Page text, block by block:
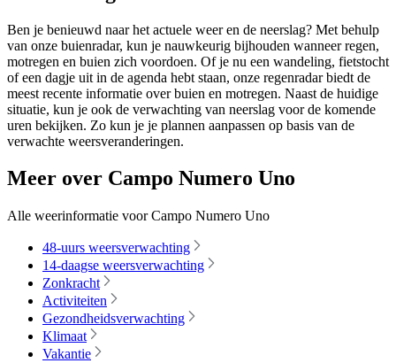
Ben je benieuwd naar het actuele weer en de neerslag? Met behulp
van onze buienradar, kun je nauwkeurig bijhouden wanneer regen,
motregen en buien zich voordoen. Of je nu een wandeling, fietstocht
of een dagje uit in de agenda hebt staan, onze regenradar biedt de
meest recente informatie over buien en motregen. Naast de huidige
situatie, kun je ook de verwachting van neerslag voor de komende
uren bekijken. Zo kun je je plannen aanpassen op basis van de
verwachte weersveranderingen.
Meer over Campo Numero Uno
Alle weerinformatie voor Campo Numero Uno
48-uurs weersverwachting
14-daagse weersverwachting
Zonkracht
Activiteiten
Gezondheidsverwachting
Klimaat
Vakantie